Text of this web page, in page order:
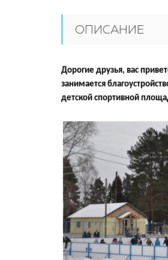
ОПИСАНИЕ
Дорогие друзья, вас
занимается
детской спортивной